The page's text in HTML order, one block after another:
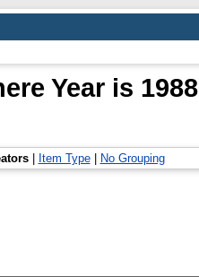
Year is 1988
| Item Type| No Grouping